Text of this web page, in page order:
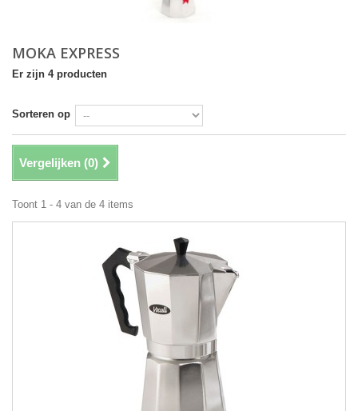
MOKA EXPRESS
Er zijn 4 producten
Sorteren op
Vergelijken (0)
Toont 1 - 4 van de 4 items